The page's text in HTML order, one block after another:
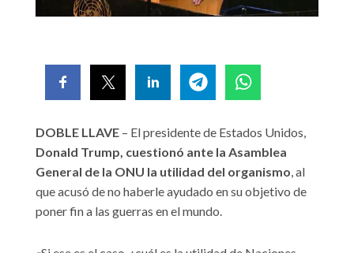
DOBLE LLAVE – El presidente de Estados Unidos,
Donald Trump, cuestionó ante la Asamblea
General de la ONU la utilidad del organismo , al
que acusó de no haberle ayudado en su objetivo de
poner fin a las guerras en el mundo.